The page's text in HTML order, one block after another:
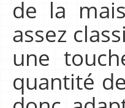
de la
assez
une
quantité